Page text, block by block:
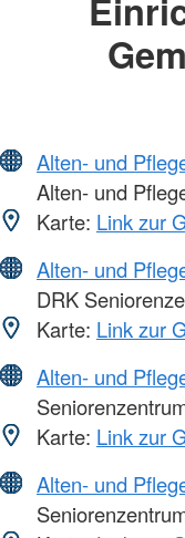
Alten- und
Alten- und
Karte: Link zur
Alten- und
DRK
Karte: Link zur
Alten- und
Karte: Link zur
Alten- und